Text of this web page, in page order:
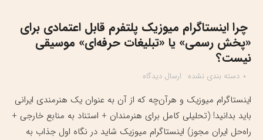
چرا اینستاگرام میوزیک پلتفرم قابل اعتمادی برای
«پخش رسمی» یا «تبلیغات حرفه‌ای» موسیقی
نیست؟
دسته بندی نشده ارسال دیدگاه
اینستاگرام میوزیک و هرآن‌چه که از آن به عنوان یک هنرمندی ایرانی
باید بدانید! (تحلیلی کامل برای هنرمندان + استناد به منابع خارجی +
راه‌حل ایران مجوز) اینستاگرام میوزیک شاید در نگاه اول جذاب به